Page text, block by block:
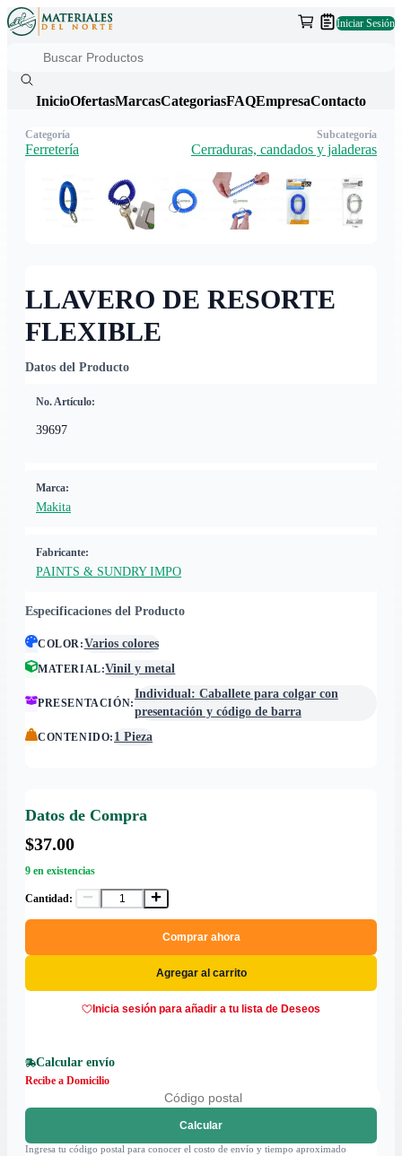
Iniciar Sesión
InicioOfertasMarcasCategoriasFAQEmpresaContacto
LLAVERO DE RESORTE
FLEXIBLE
Datos del Producto
No. Artículo:
39697
Marca:
Makita
Fabricante:
PAINTS & SUNDRY IMPO
Especificaciones del Producto
COLOR:Varios colores
MATERIAL:Vinil y metal
PRESENTACIÓN:
Individual: Caballete para colgar con
presentación y código de barra
CONTENIDO: 1 Pieza
Datos de Compra
$37.00
9 en existencias
Cantidad:
Comprar ahora
Agregar al carrito
Inicia sesión para añadir a tu lista de Deseos
Calcular envío
Recibe a Domicilio
Calcular
Ingresa tu código postal para conocer el costo de envío y tiempo aproximado
Categoría
Ferretería
Subcategoría
Cerraduras, candados y jaladeras